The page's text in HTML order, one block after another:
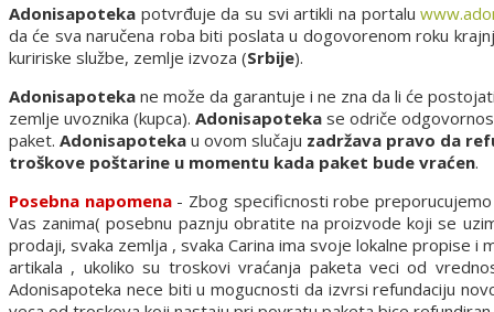
Adonisapoteka potvrđuje da su svi artikli na portalu
da će sva naručena roba biti poslata u dogovorenom roku
kuririske službe, zemlje izvoza (Srbije).
Adonisapoteka ne može da garantuje i ne zna da li će
zemlje uvoznika (kupca). Adonisapoteka se odriče
paket. Adonisapoteka u ovom slučaju zadržava pravo da
troškove poštarine u momentu kada paket bude vraćen.
Posebna napomena- Zbog specificnosti robe
Vas zanima( posebnu paznju obratite na proizvode koji se
prodaji, svaka zemlja , svaka Carina ima svoje lokalne propise
artikala , ukoliko su troskovi vraćanja paketa veci od
Adonisapoteka nece biti u mogucnosti da izvrsi refundaciju